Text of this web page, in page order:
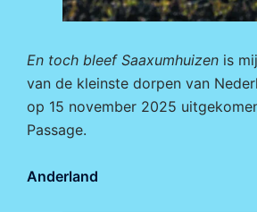
En toch bleef Saaxumhuizen is
van de kleinste dorpen van
op 15 november 2025
Passage.
Anderland